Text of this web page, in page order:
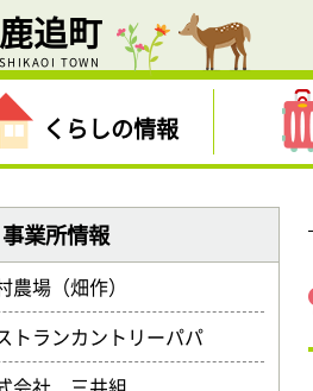
鹿追町
SHIKAOI TOWN
くらしの情報
業所情報
農場（畑作）
トランカントリーパパ